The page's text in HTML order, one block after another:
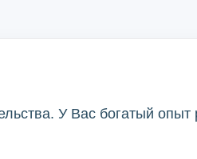
У Вас богатый опыт